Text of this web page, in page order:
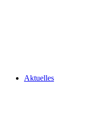
Aktuelles